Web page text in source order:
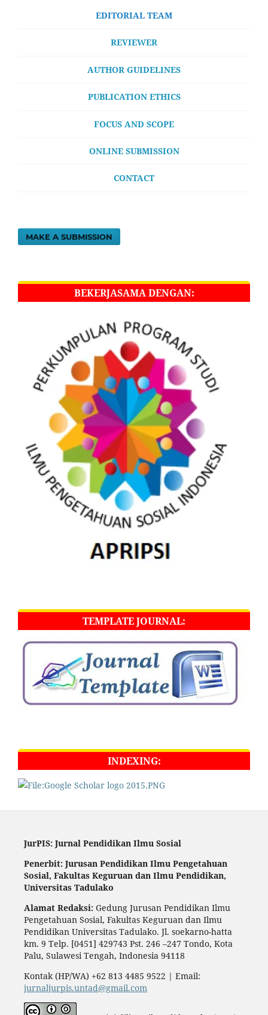
EDITORIAL TEAM
REVIEWER
AUTHOR GUIDELINES
PUBLICATION ETHICS
FOCUS AND SCOPE
ONLINE SUBMISSION
CONTACT
MAKE A SUBMISSION
BEKERJASAMA DENGAN:
TEMPLATE JOURNAL:
INDEXING:
JurPIS: Jurnal Pendidikan Ilmu Sosial
Penerbit: Jurusan Pendidikan Ilmu Pengetahuan
Sosial, Fakultas Keguruan dan Ilmu Pendidikan,
Universitas Tadulako
Alamat Redaksi:Gedung Jurusan Pendidikan Ilmu
Pengetahuan Sosial, Fakultas Keguruan dan Ilmu
Pendidikan Universitas Tadulako. Jl. soekarno-hatta
km. 9 Telp. [0451] 429743 Pst. 246 –247 Tondo, Kota
Palu, Sulawesi Tengah, Indonesia 94118
Kontak (HP/WA) +62 813 4485 9522 | Email:
jurnaljurpis.untad@gmail.com